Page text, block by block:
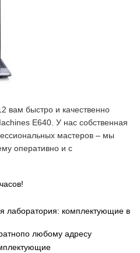
вам быстро и качественно
E640. У нас собственная
мастеров – мы
оперативно и с
лаборатория: комплектующие в
любому адресу